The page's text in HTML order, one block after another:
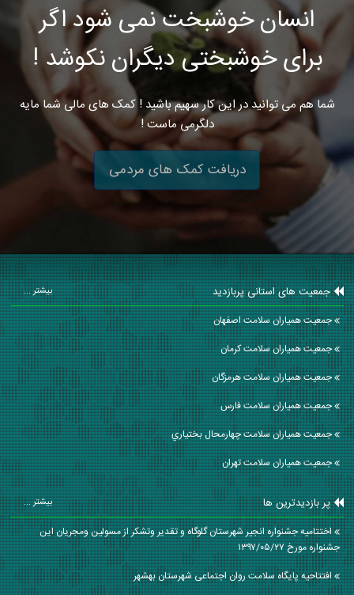
انسان خوشبخت نمی شود اگر
برای خوشبختی دیگران نکوشد !
شما هم می توانید در این کار سهیم باشید ! کمک های مالی شما مایه
دلگرمی ماست !
دریافت کمک های مردمی
جمعیت های استانی پربازدید بیشتر ...
جمعیت همیاران سلامت اصفهان
جمعیت همیاران سلامت كرمان
جمعیت همیاران سلامت هرمزگان
جمعیت همیاران سلامت فارس
جمعیت همیاران سلامت چهارمحال بختياري
جمعیت همیاران سلامت تهران
پر بازدیدترین ها بیشتر ...
اختتامیه جشنواره انجیر شهرستان گلوگاه و تقدیر وتشکر از مسولین ومجریان این
جشنواره مورخ ۱۳۹۷/۰۵/۲۷
افتتاحیه پایگاه سلامت روان اجتماعی شهرستان بهشهر